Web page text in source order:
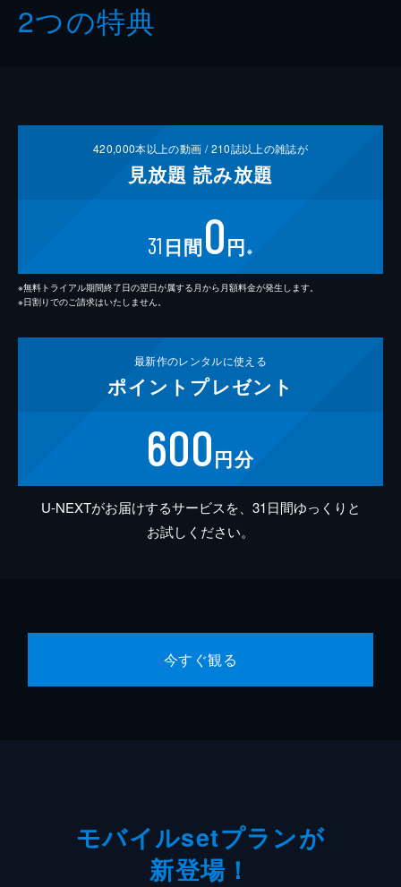
2つの特典
420,000本以上の動画 /210誌以上の雑誌が
見放題 読み放題
31 日間0円 ※
※無料トライアル期間終了日の翌日が属する月から月額料金が発生します。
※日割りでのご請求はいたしません。
最新作のレンタルに使える
ポイント プレゼント
600円分
U-NEXTがお届けするサービスを、31日間ゆっくりと
お試しください。
今すぐ観る
モバイルsetプランが
新登場！